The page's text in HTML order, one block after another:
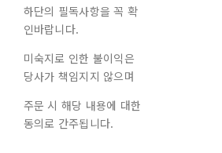
하단의 필독사항을 꼭 확
인바랍니다.
미숙지로 인한 불이익은
당사가 책임지지 않으며
주문 시 해당 내용에 대한
동의로 간주됩니다.